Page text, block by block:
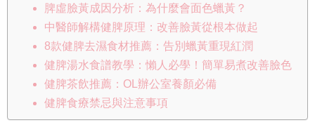
脾虛臉黃成因分析：為什麼會面色蠟黃？
中醫師解構健脾原理：改善臉黃從根本做起
8款健脾去濕食材推薦：告別蠟黃重現紅潤
健脾湯水食譜教學：懶人必學！簡單易煮改善臉色
健脾茶飲推薦：OL辦公室養顏必備
健脾食療禁忌與注意事項